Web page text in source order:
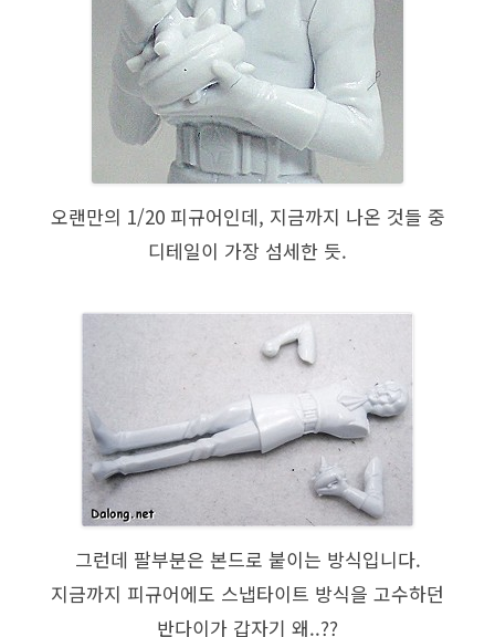
오랜만의 1/20 피규어인데, 지금까지 나온 것들 중
디테일이 가장 섬세한 듯.
그런데 팔부분은 본드로 붙이는 방식입니다.
지금까지 피규어에도 스냅타이트 방식을 고수하던
반다이가 갑자기 왜..??